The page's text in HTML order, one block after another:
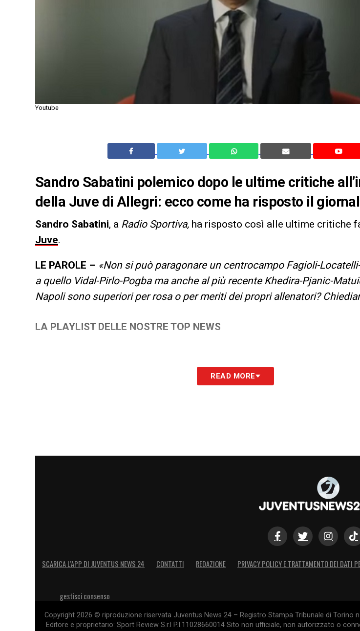
Youtube
Sandro Sabatini polemico dopo le ultime critiche
della Juve di Allegri: ecco come ha risposto il
Sandro Sabatini, a Radio Sportiva, ha risposto così alle ultime critiche
Juve.
LE PAROLE – «Non si può paragonare un centrocampo Fagioli-
a quello Vidal-Pirlo-Pogba ma anche al più recente Khedira-Pjanic-
Napoli sono superiori per rosa o per meriti dei propri allenatori?
LA PLAYLIST DELLE NOSTRE TOP NEWS
READ MORE
SCARICA L’APP DI JUVENTUS NEWS 24 CONTATTI REDAZIONE PRIVACY POLICY E TRATTAMENTO DEI DATI
gestisci consenso
Copyright 2026 © riproduzione riservata Juventus News 24 – Registro Stampa Tribunale di
Editore e proprietario: Sport Review S.r.l P.I.11028660014 Sito non ufficiale, non autorizzato o